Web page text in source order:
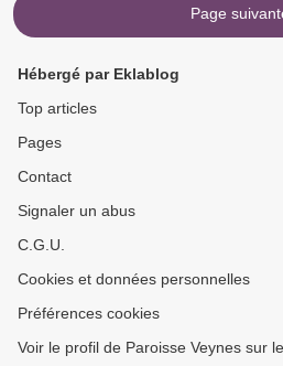
Page
Hébergé par Eklablog
Top articles
Pages
Contact
Signaler un abus
C.G.U.
Cookies et données personnelles
Préférences cookies
Voir le profil de Paroisse Veynes sur